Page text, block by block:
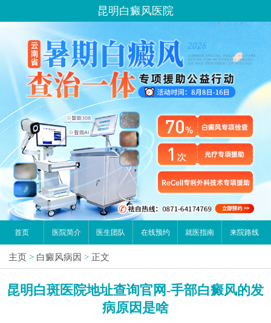
昆明白癜风医院
首页 医院简介 医生团队 在线预约 就医指南 来院路线
主页 > 白癜风病因 > 正文
昆明白斑医院地址查询官网-手部白癜风的发
病原因是啥